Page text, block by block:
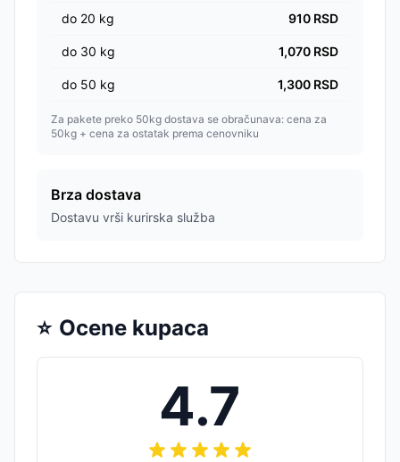
do 20 kg 910 RSD
do 30 kg 1,070 RSD
do 50 kg 1,300 RSD
Za pakete preko 50kg dostava se obračunava: cena za
50kg + cena za ostatak prema cenovniku
Brza dostava
Dostavu vrši kurirska služba
⭐ Ocene kupaca
4.7